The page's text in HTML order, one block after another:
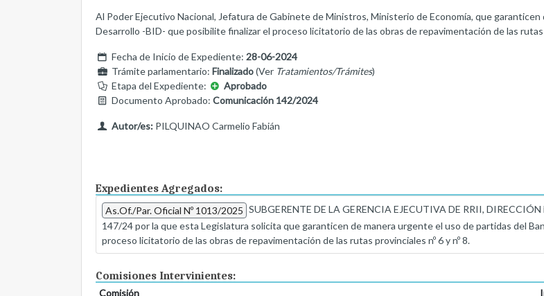
Al Poder Ejecutivo Nacional, Jefatura de Gabinete de Ministros, Ministerio de Economía, que
Desarrollo -BID- que posibilite finalizar el proceso licitatorio de las obras de repavimentación de las rutas
Fecha de Inicio de Expediente: 28-06-2024
Trámite parlamentario: Finalizado(Ver Tratamientos/Trámites)
Etapa del Expediente:
Aprobado
Documento Aprobado: Comunicación 142/2024
Autor/es:PILQUINAO Carmelio Fabián
Expedientes Agregados:
As.Of./Par. Oficial Nº 1013/2025 SUBGERENTE DE LA GERENCIA EJECUTIVA DE RRII,
147/24 por la que esta Legislatura solicita que garanticen de manera urgente el uso de partidas del
proceso licitatorio de las obras de repavimentación de las rutas provinciales nº 6 y nº 8.
Comisiones Intervinientes:
Comisión